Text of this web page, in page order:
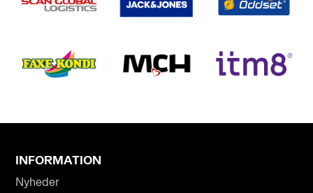
INFORMATION
Nyheder